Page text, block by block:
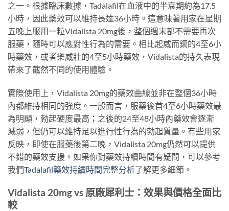
之一。根據臨床數據，Tadalafil在血液中的半衰期約為17.5
小時，因此藥效可以維持長達36小時。這意味著用家在星期
五晚上服用一粒Vidalista 20mg後，整個週末都不需要再次
服藥，隨時可以應對性行為的需要。相比起威而鋼的4至6小
時藥效，或者樂威壯的4至5小時藥效，Vidalista的持久表現
帶來了截然不同的使用體驗。
實際使用上，Vidalista 20mg的藥效曲線並非在整個36小時
內都維持相同的強度。一般而言，服藥後首4至6小時藥效最
為明顯，勃起硬度最高；之後的24至48小時內藥效會逐漸
減弱，但仍可以維持足以進行性行為的勃起質量。有些用家
反映，即使在服藥後第二晚，Vidalista 20mg仍然可以提供
不錯的藥效支援。如果你對藥效持續時間有疑問，可以參考
我們Tadalafil藥效持續時間完整分析了解更多細節。
Vidalista 20mg vs 原廠犀利士：效果與價格全面比
較